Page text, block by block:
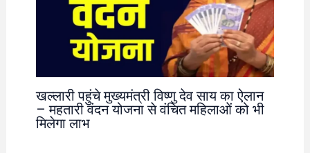
खल्लारी पहुंचे मुख्यमंत्री विष्णु देव साय का ऐलान
– महतारी वंदन योजना से वंचित महिलाओं को भी
मिलेगा लाभ